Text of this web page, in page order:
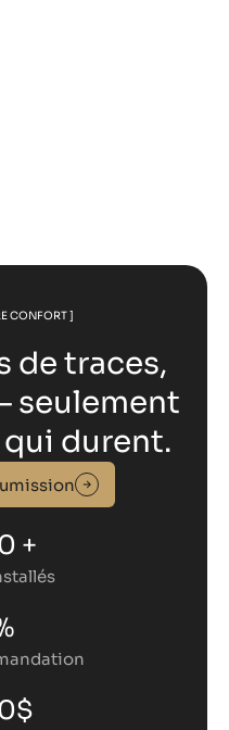
CONFORT ]
de traces,
seulement
durent.
+